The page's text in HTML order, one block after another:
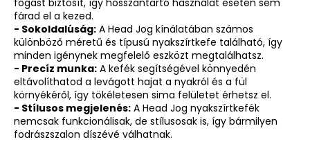
fárad el a kezed.
- Sokoldalúság: A Head Jog kínálatában számos
különböző méretű és típusú nyakszírtkefe található, így
minden igénynek megfelelő eszközt megtalálhatsz.
- Precíz munka: A kefék segítségével könnyedén
eltávolíthatod a levágott hajat a nyakról és a fül
környékéről, így tökéletesen sima felületet érhetsz el.
- Stílusos megjelenés: A Head Jog nyakszírtkefék
nemcsak funkcionálisak, de stílusosak is, így bármilyen
fodrászszalon díszévé válhatnak.
KERESÉS